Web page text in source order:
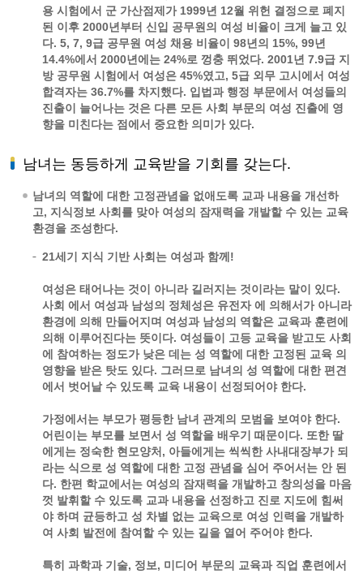
용 시험에서 군 가산점제가 1999년 12월 위헌 결정으로 폐지
된 이후 2000년부터 신입 공무원의 여성 비율이 크게 늘고 있
다. 5, 7, 9급 공무원 여성 채용 비율이 98년의 15%, 99년
14.4%에서 2000년에는 24%로 껑충 뛰었다. 2001년 7.9급 지
방 공무원 시험에서 여성은 45%였고, 5급 외무 고시에서 여성
합격자는 36.7%를 차지했다. 입법과 행정 부문에서 여성들의
진출이 늘어나는 것은 다른 모든 사회 부문의 여성 진출에 영
향을 미친다는 점에서 중요한 의미가 있다.
남녀는 동등하게 교육받을 기회를 갖는다.
남녀의 역할에 대한 고정관념을 없애도록 교과 내용을 개선하
고, 지식정보 사회를 맞아 여성의 잠재력을 개발할 수 있는 교육
환경을 조성한다.
21세기 지식 기반 사회는 여성과 함께!
여성은 태어나는 것이 아니라 길러지는 것이라는 말이 있다.
사회 에서 여성과 남성의 정체성은 유전자 에 의해서가 아니라
환경에 의해 만들어지며 여성과 남성의 역할은 교육과 훈련에
의해 이루어진다는 뜻이다. 여성들이 고등 교육을 받고도 사회
에 참여하는 정도가 낮은 데는 성 역할에 대한 고정된 교육 의
영향을 받은 탓도 있다. 그러므로 남녀의 성 역할에 대한 편견
에서 벗어날 수 있도록 교육 내용이 선정되어야 한다.
가정에서는 부모가 평등한 남녀 관계의 모범을 보여야 한다.
어린이는 부모를 보면서 성 역할을 배우기 때문이다. 또한 딸
에게는 정숙한 현모양처, 아들에게는 씩씩한 사내대장부가 되
라는 식으로 성 역할에 대한 고정 관념을 심어 주어서는 안 된
다. 한편 학교에서는 여성의 잠재력을 개발하고 창의성을 마음
껏 발휘할 수 있도록 교과 내용을 선정하고 진로 지도에 힘써
야 하며 균등하고 성 차별 없는 교육으로 여성 인력을 개발하
여 사회 발전에 참여할 수 있는 길을 열어 주어야 한다.
특히 과학과 기술, 정보, 미디어 부문의 교육과 직업 훈련에서